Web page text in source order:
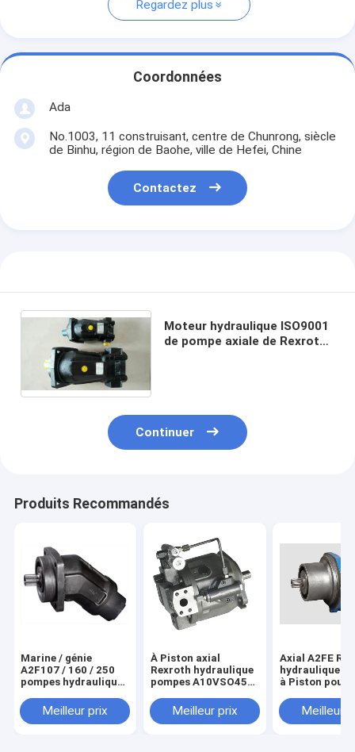
Regardez plus
Coordonnées
Ada
No.1003, 11 construisant, centre de Chunrong, siècle
de Binhu, région de Baohe, ville de Hefei, Chine
Contactez
Moteur hydraulique ISO9001
de pompe axiale de Rexroth
Continuer
Produits Recommandés
Marine / génie
A2F107 / 160 / 250
pompes hydrauliques
Meilleur prix
À Piston axial
Rexroth hydraulique
pompes A10VSO45
PSC62N00
Meilleur prix
Axial A2FE
hydraulique
à Piston pour
Meilleur